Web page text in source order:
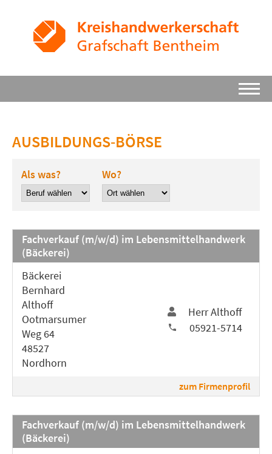
AUSBILDUNGS-BÖRSE
Als was? Wo?
Fachverkauf (m/w/d) im Lebensmittelhandwerk
(Bäckerei)
Bäckerei
Bernhard
Althoff
Ootmarsumer
Weg 64
48527
Nordhorn
Herr Althoff
05921-5714
zum Firmenprofil
Fachverkauf (m/w/d) im Lebensmittelhandwerk
(Bäckerei)